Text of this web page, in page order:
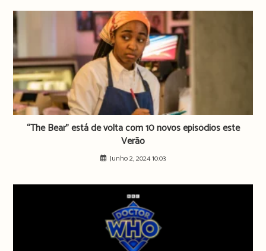
“The Bear” está de volta com 10 novos episódios este
Verão
Junho 2, 2024 10:03